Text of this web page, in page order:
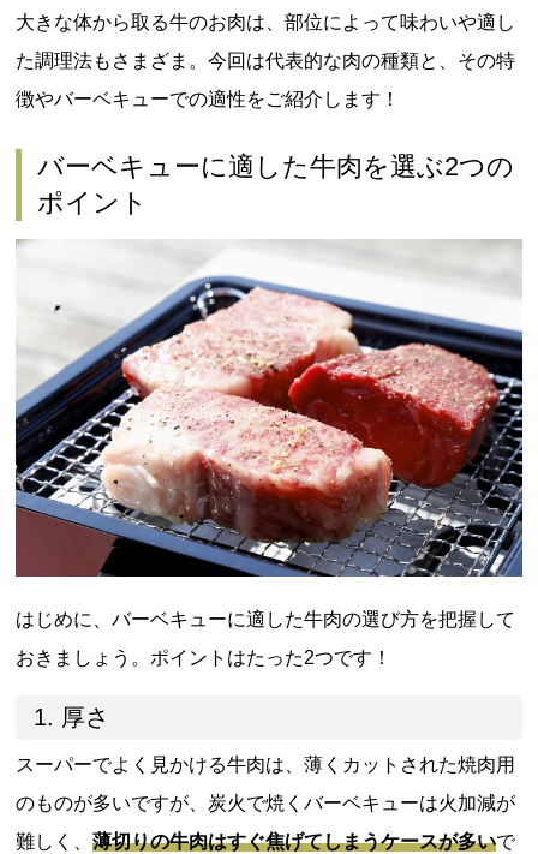
大きな体から取る牛のお肉は、部位によって味わいや適し
た調理法もさまざま。今回は代表的な肉の種類と、その特
徴やバーベキューでの適性をご紹介します！
バーベキューに適した牛肉を選ぶ2つの
ポイント
はじめに、バーベキューに適した牛肉の選び方を把握して
おきましょう。ポイントはたった2つです！
1. 厚さ
スーパーでよく見かける牛肉は、薄くカットされた焼肉用
のものが多いですが、炭火で焼くバーベキューは火加減が
難しく、薄切りの牛肉はすぐ焦げてしまうケースが多いで